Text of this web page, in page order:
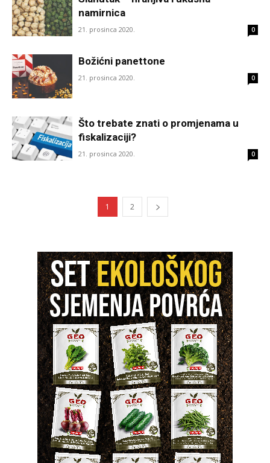
namirnica
21. prosinca 2020. 0
Božićni panettone
21. prosinca 2020. 0
Što trebate znati o promjenama u
fiskalizaciji?
21. prosinca 2020. 0
1 2